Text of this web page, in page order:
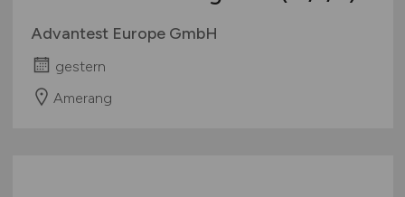
Advantest Europe GmbH
gestern
Amerang